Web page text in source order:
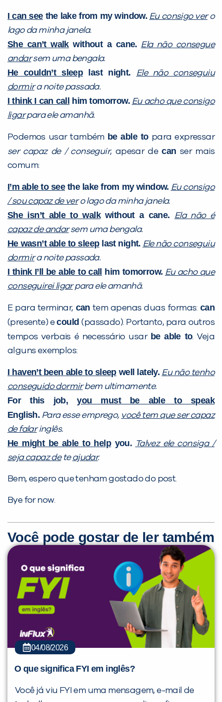
I can seethe lake from my window. Eu consigo vero
lago da minha janela.
She can’t walkwithout a cane. Ela não consegue
andarsem uma bengala.
He couldn’t sleeplast night.
Ele não conseguiu
dormira noite passada.
I think I can call him tomorrow. Eu acho que consigo
ligarpara ele amanhã.
Podemos usar também be able topara expressar
ser capaz de / conseguir, apesar decan ser mais
comum:
I’m able to seethe lake from my window. Eu consigo
/ sou capaz de vero lago da minha janela.
She isn’t able to walkwithout a cane.
Ela não é
capaz de andarsem uma bengala.
He wasn’t able to sleeplast night. Ele não conseguiu
dormira noite passada.
I think I’ll be able to call him tomorrow. Eu acho que
conseguirei ligarpara ele amanhã.
E para terminar, can tem apenas duas formas: can
(presente) ecould(passado). Portanto, para outros
tempos verbais é necessário usar be able to. Veja
alguns exemplos:
I haven’t been able to sleepwell lately. Eu não tenho
conseguido dormirbem ultimamente.
For this job,you must be able to speak
English. Para esse emprego, você tem que ser capaz
de falaringlês.
He might be able to helpyou. Talvez ele consiga /
seja capaz deteajudar.
Bem, espero que tenham gostado do post.
Bye for now.
Você pode gostar de ler também
04/08/2026
O que significa FYI em inglês?
Você já viu FYI em uma mensagem, e-mail de
com a:
Você é aluno inFlux?
Sim Não
VOLTAR